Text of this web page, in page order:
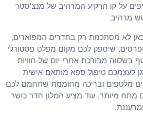
על קו הרקיע המרהיב של מנצ'סטר
מרהיב.
כאן לא מסתכמת רק בחדרים המפוארים,
שיספק לכם מקום מפלט פסטורלי
בשלווה מבורכת אחרי יום של חוויות
לעצמכם טיפול ספא מותאם אישית
מלטפים ובריכה מחוממת שתחמם לכם
מתח מיותר. עוד מציע המלון חדר כושר